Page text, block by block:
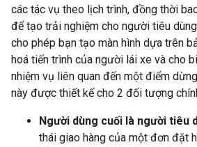
các tác vụ theo lịch trình, đồng thời
để tạo trải nghiệm cho người tiêu
cho phép bạn tạo màn hình dựa trên
hoá tiến trình của người lái xe và cho
nhiệm vụ liên quan đến một điểm
này được thiết kế cho 2 đối tượng
Người dùng cuối là người tiêu
thái giao hàng của một đơn đặt